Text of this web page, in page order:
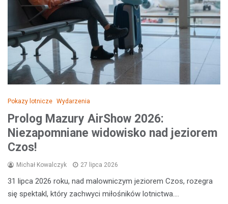
Pokazy lotnicze Wydarzenia
Prolog Mazury AirShow 2026:
Niezapomniane widowisko nad jeziorem
Czos!
Michał Kowalczyk 27 lipca 2026
31 lipca 2026 roku, nad malowniczym jeziorem Czos, rozegra
się spektakl, który zachwyci miłośników lotnictwa.…